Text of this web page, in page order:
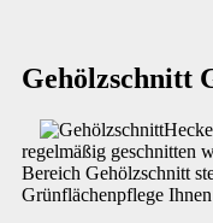
Gehölzschnitt
regelmäßig geschnitten
Bereich Gehölzschnitt
Grünflächenpflege